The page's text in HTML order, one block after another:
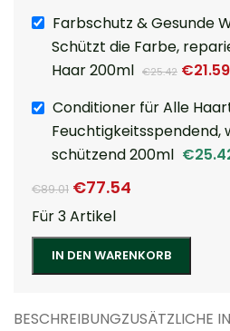
Farbschutz & Gesunde
Schützt die Farbe,
Haar 200ml €25.42 €21.59
Conditioner für Alle
Feuchtigkeitsspendend,
schützend 200ml €
€89.01 €77.54
Für 3 Artikel
IN DEN WARENKORB
BESCHREIBUNGZUSÄTZLICHE